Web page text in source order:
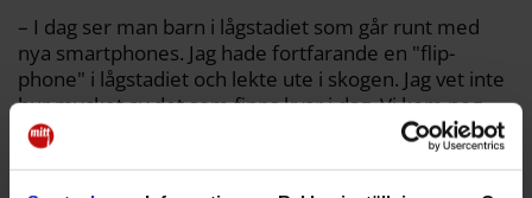
– I dag ser man barn i lågstadiet som går runt med
nya smartphones. Jag hade fortfarande en "flip-
phone" i lågstadiet och lekte ute i skogen. Jag vet inte
hur mycket av det som finns kvar i dag. Vi kom nog
undan lite bättre än vad nästa generation kommer
göra.